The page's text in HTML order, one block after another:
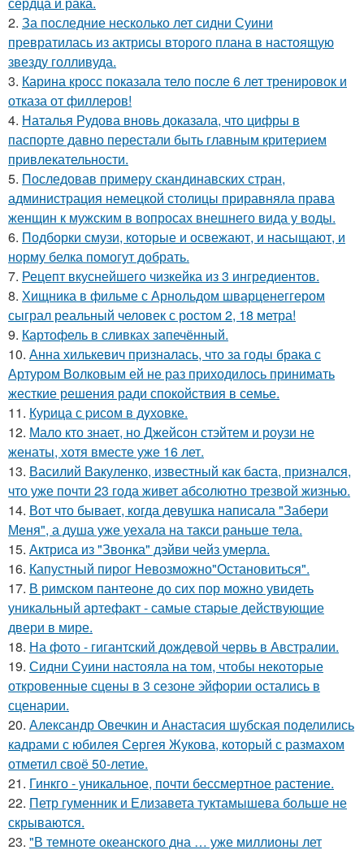
2. За последние несколько лет сидни Суини
превратилась из актрисы второго плана в настоящую
звезду голливуда.
3. Карина кросс показала тело после 6 лет тренировок и
отказа от филлеров!
4. Наталья Рудова вновь доказала, что цифры в
паспорте давно перестали быть главным критерием
привлекательности.
5. Последовав примеру скандинавских стран,
администрация немецкой столицы приравняла права
женщин к мужским в вопросах внешнего вида у воды.
6. Подборки смузи, которые и освежают, и насыщают, и
норму белка помогут добрать.
7. Рецепт вкуснейшего чизкейка из 3 ингредиентов.
8. Хищника в фильме с Арнольдом шварценеггером
сыграл реальный человек с ростом 2, 18 метра!
9. Картофель в сливках запечённый.
10. Анна хилькевич призналась, что за годы брака с
Артуром Волковым ей не раз приходилось принимать
жесткие решения ради спокойствия в семье.
11. Курица с pисoм в дyхoвке.
12. Мало кто знает, но Джейсон стэйтем и роузи не
женаты, хотя вместе уже 16 лет.
13. Василий Вакуленко, известный как баста, признался,
что уже почти 23 года живет абсолютно трезвой жизнью.
14. Вот что бывает, когда девушка написала "Забери
Меня", а душа уже уехала на такси раньше тела.
15. Актриса из "Звонка" дэйви чейз умерла.
16. Капустный пирог Невозможно"Остановиться".
17. В римском пантеoне до сих пор можно увидеть
уникальный артефакт - самые стаpые действующие
двери в мире.
18. На фото - гигантский дождевой червь в Австралии.
19. Сидни Суини настояла на том, чтобы некоторые
откровенные сцены в 3 сезоне эйфории остались в
сценарии.
20. Александр Овечкин и Анастасия шубская поделились
кадрами с юбилея Сергея Жукова, который с размахом
отметил своё 50-летие.
21. Гинкго - уникальное, почти бессмертное растение.
22. Петр гуменник и Елизавета туктамышева больше не
скрываются.
23. "В темноте океанского дна … уже миллионы лет